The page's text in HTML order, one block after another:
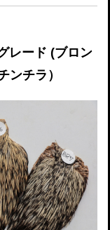
レード (ブロン
ンチラ）